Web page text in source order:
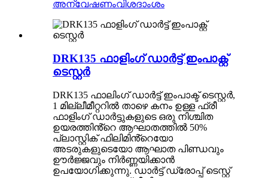
അന്വേഷണംവിശദാംശം
DRK135 ഫാളിംഗ് ഡാർട്ട് ഇംപാക്റ്റ്
ടെസ്റ്റർ
DRK135 ഫാലിംഗ് ഡാർട്ട് ഇംപാക്ട് ടെസ്റ്റർ,
1 മില്ലീമീറ്ററിൽ താഴെ കനം ഉള്ള ഫ്രീ
ഫാളിംഗ് ഡാർട്ടുകളുടെ ഒരു നിശ്ചിത
ഉയരത്തിൻ്റെ ആഘാതത്തിൽ 50%
പ്ലാസ്റ്റിക് ഫിലിമിൻ്റെയോ
അടരുകളുടെയോ ആഘാത പിണ്ഡവും
ഊർജ്ജവും നിർണ്ണയിക്കാൻ
ഉപയോഗിക്കുന്നു. ഡാർട്ട് ഡ്രോപ്പ് ടെസ്റ്റ്